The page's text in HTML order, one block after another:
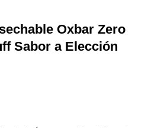
Oxbar Zero
Sabor a Elección